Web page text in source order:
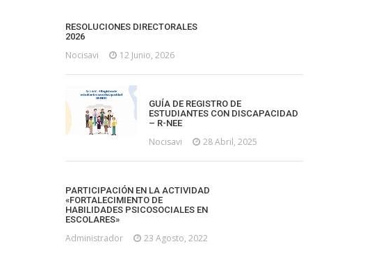
RESOLUCIONES DIRECTORALES
2026
Nocisavi 12 Junio, 2026
GUÍA DE REGISTRO DE
ESTUDIANTES CON DISCAPACIDAD
– R-NEE
Nocisavi 28 Abril, 2025
PARTICIPACIÓN EN LA ACTIVIDAD
«FORTALECIMIENTO DE
HABILIDADES PSICOSOCIALES EN
ESCOLARES»
Administrador 23 Agosto, 2022